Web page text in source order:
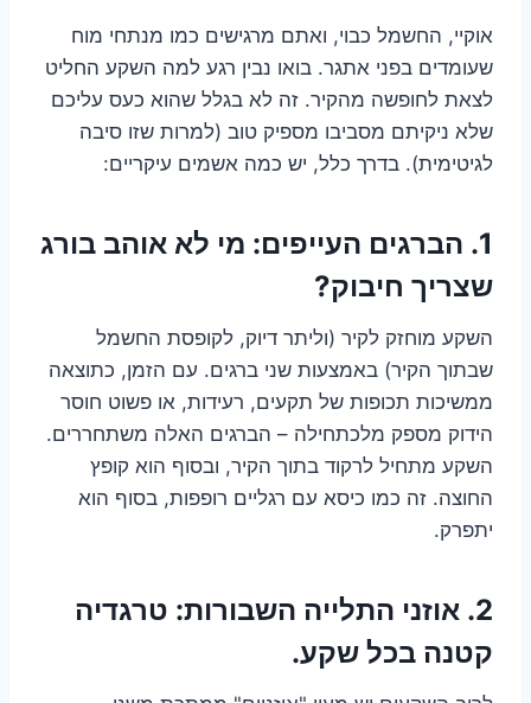
אוקיי, החשמל כבוי, ואתם מרגישים כמו מנתחי מוח
שעומדים בפני אתגר. בואו נבין רגע למה השקע החליט
לצאת לחופשה מהקיר. זה לא בגלל שהוא כעס עליכם
שלא ניקיתם מסביבו מספיק טוב (למרות שזו סיבה
לגיטימית). בדרך כלל, יש כמה אשמים עיקריים:
1. הברגים העייפים: מי לא אוהב בורג
שצריך חיבוק?
השקע מוחזק לקיר (וליתר דיוק, לקופסת החשמל
שבתוך הקיר) באמצעות שני ברגים. עם הזמן, כתוצאה
ממשיכות תכופות של תקעים, רעידות, או פשוט חוסר
הידוק מספק מלכתחילה – הברגים האלה משתחררים.
השקע מתחיל לרקוד בתוך הקיר, ובסוף הוא קופץ
החוצה. זה כמו כיסא עם רגליים רופפות, בסוף הוא
יתפרק.
2. אוזני התלייה השבורות: טרגדיה
קטנה בכל שקע.